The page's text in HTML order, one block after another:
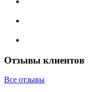
Отзывы клиентов
Все отзывы